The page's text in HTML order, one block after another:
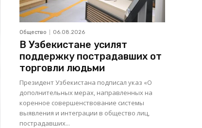
Общество 06.08.2026
В Узбекистане усилят
поддержку пострадавших от
торговли людьми
Президент Узбекистана подписал указ «О
дополнительных мерах, направленных на
коренное совершенствование системы
выявления и интеграции в общество лиц,
пострадавших...